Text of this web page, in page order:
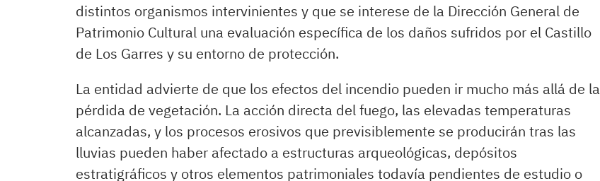
distintos organismos intervinientes y que se interese de la Dirección General de
Patrimonio Cultural una evaluación específica de los daños sufridos por el Castillo
de Los Garres y su entorno de protección.
La entidad advierte de que los efectos del incendio pueden ir mucho más allá de la
pérdida de vegetación. La acción directa del fuego, las elevadas temperaturas
alcanzadas, y los procesos erosivos que previsiblemente se producirán tras las
lluvias pueden haber afectado a estructuras arqueológicas, depósitos
estratigráficos y otros elementos patrimoniales todavía pendientes de estudio o